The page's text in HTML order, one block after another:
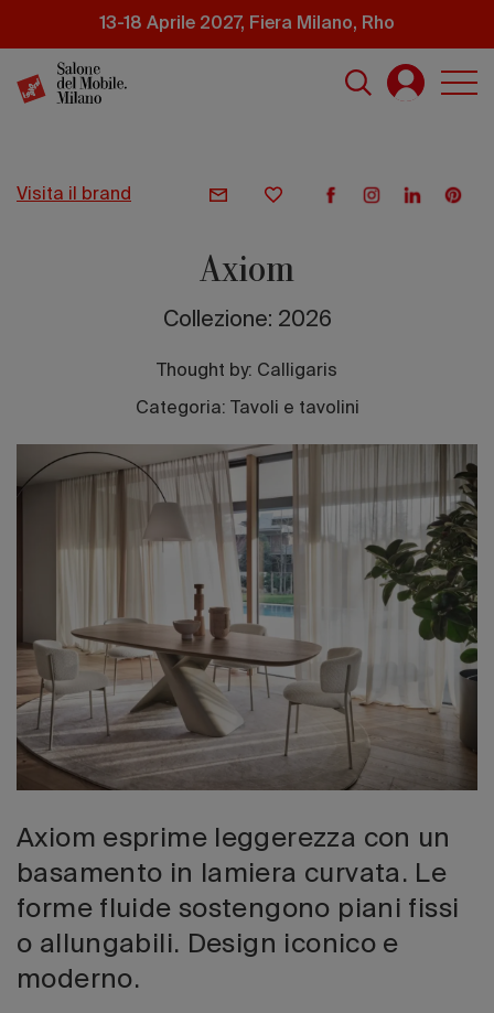
principale
13-18 Aprile 2027, Fiera Milano, Rho
Edizione
visita il brand
Axiom
Collezione: 2026
Thought by: Calligaris
Categoria: Tavoli e tavolini
Axiom esprime leggerezza con un
basamento in lamiera curvata. Le
forme fluide sostengono piani fissi
o allungabili. Design iconico e
moderno.